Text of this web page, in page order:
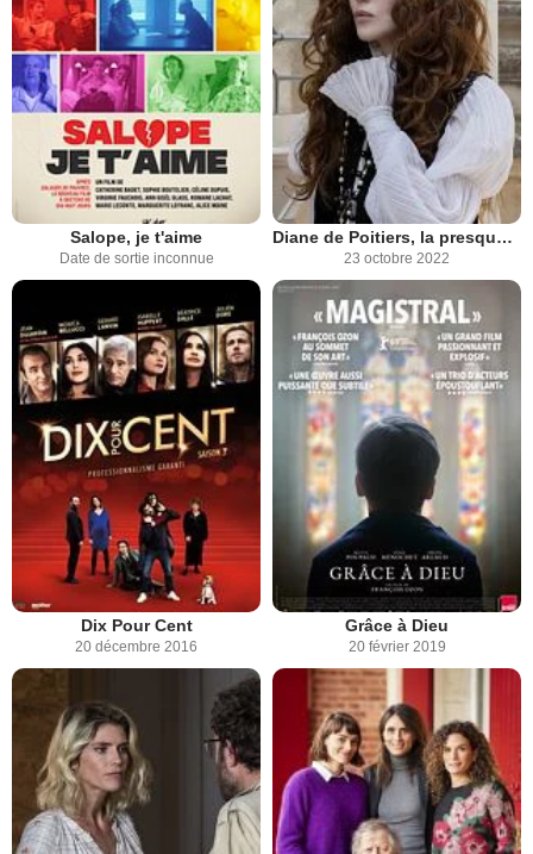
Salope, je t'aime
Date de sortie inconnue
Diane de Poitiers, la presque reine
23 octobre 2022
Dix Pour Cent
20 décembre 2016
Grâce à Dieu
20 février 2019